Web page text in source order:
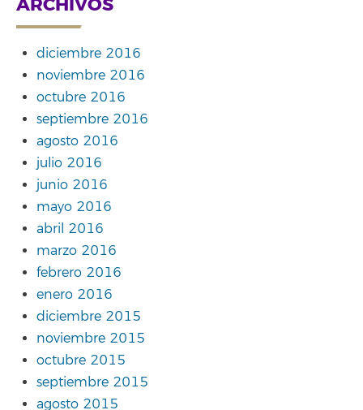
ARCHIVOS
diciembre 2016
noviembre 2016
octubre 2016
septiembre 2016
agosto 2016
julio 2016
junio 2016
mayo 2016
abril 2016
marzo 2016
febrero 2016
enero 2016
diciembre 2015
noviembre 2015
octubre 2015
septiembre 2015
agosto 2015